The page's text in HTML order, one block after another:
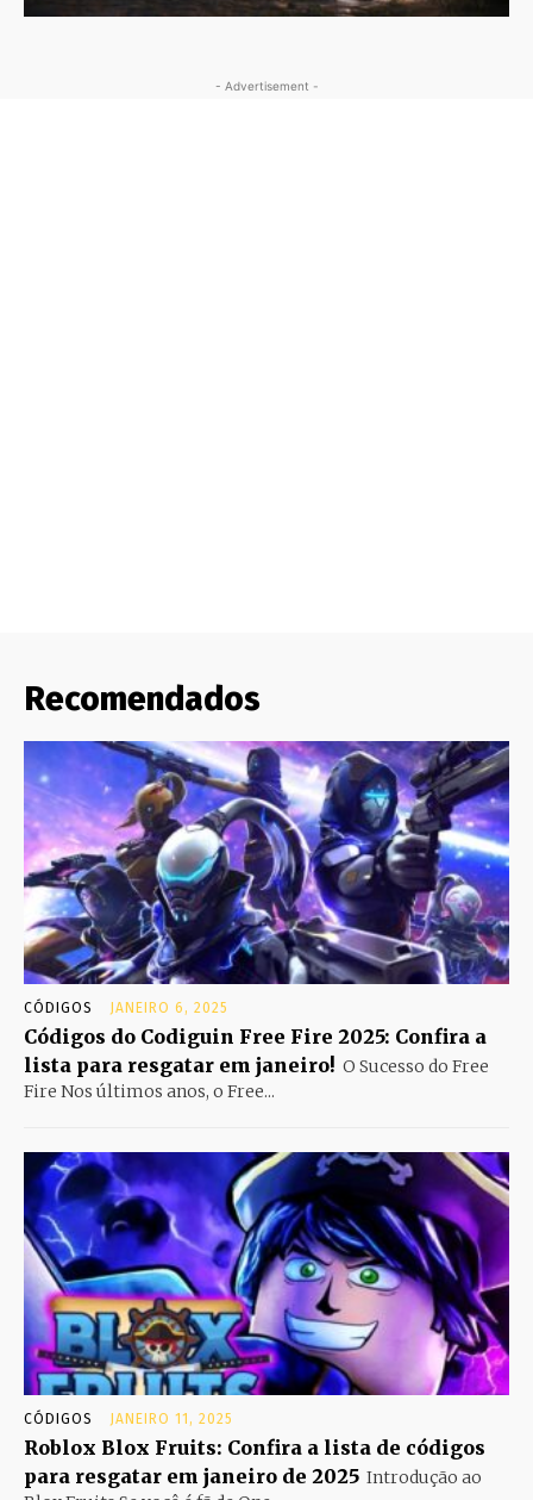
- Advertisement -
Recomendados
CÓDIGOS JANEIRO 6, 2025
Códigos do Codiguin Free Fire 2025: Confira a
lista para resgatar em janeiro! O Sucesso do Free
Fire Nos últimos anos, o Free...
CÓDIGOS JANEIRO 11, 2025
Roblox Blox Fruits: Confira a lista de códigos
para resgatar em janeiro de 2025 Introdução ao